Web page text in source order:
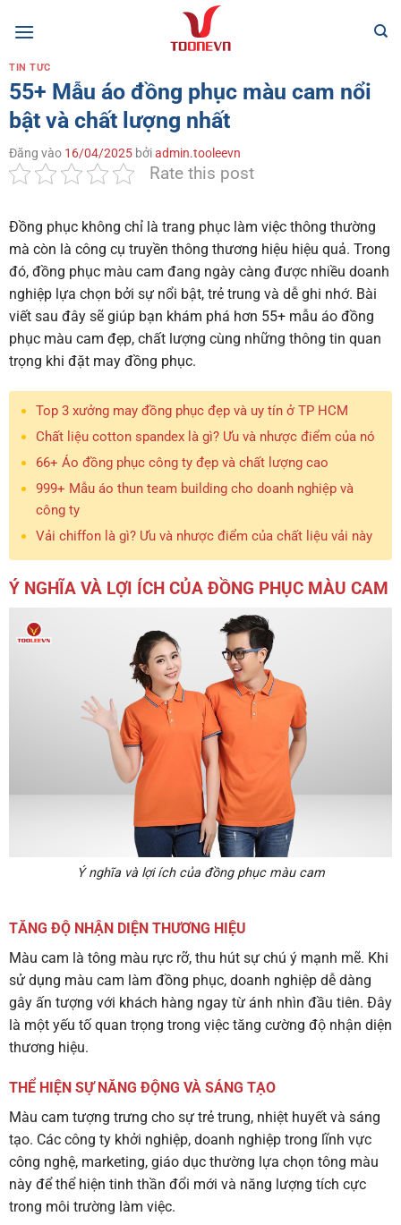
qua
TIN TỨC
55+ Mẫu áo đồng phục màu cam nổi
bật và chất lượng nhất
Đăng vào 16/04/2025 bởiadmin.tooleevn
Rate this post
Đồng phục không chỉ là trang phục làm việc thông thường
mà còn là công cụ truyền thông thương hiệu hiệu quả. Trong
đó, đồng phục màu cam đang ngày càng được nhiều doanh
nghiệp lựa chọn bởi sự nổi bật, trẻ trung và dễ ghi nhớ. Bài
viết sau đây sẽ giúp bạn khám phá hơn 55+ mẫu áo đồng
phục màu cam đẹp, chất lượng cùng những thông tin quan
trọng khi đặt may đồng phục.
Top 3 xưởng may đồng phục đẹp và uy tín ở TP HCM
Chất liệu cotton spandex là gì? Ưu và nhược điểm của nó
66+ Áo đồng phục công ty đẹp và chất lượng cao
999+ Mẫu áo thun team building cho doanh nghiệp và
công ty
Vải chiffon là gì? Ưu và nhược điểm của chất liệu vải này
Ý NGHĨA VÀ LỢI ÍCH CỦA ĐỒNG PHỤC MÀU CAM
Ý nghĩa và lợi ích của đồng phục màu cam
TĂNG ĐỘ NHẬN DIỆN THƯƠNG HIỆU
Màu cam là tông màu rực rỡ, thu hút sự chú ý mạnh mẽ. Khi
sử dụng màu cam làm đồng phục, doanh nghiệp dễ dàng
gây ấn tượng với khách hàng ngay từ ánh nhìn đầu tiên. Đây
là một yếu tố quan trọng trong việc tăng cường độ nhận diện
thương hiệu.
THỂ HIỆN SỰ NĂNG ĐỘNG VÀ SÁNG TẠO
Màu cam tượng trưng cho sự trẻ trung, nhiệt huyết và sáng
tạo. Các công ty khởi nghiệp, doanh nghiệp trong lĩnh vực
công nghệ, marketing, giáo dục thường lựa chọn tông màu
này để thể hiện tinh thần đổi mới và năng lượng tích cực
trong môi trường làm việc.